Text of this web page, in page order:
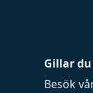
Gillar
Besök